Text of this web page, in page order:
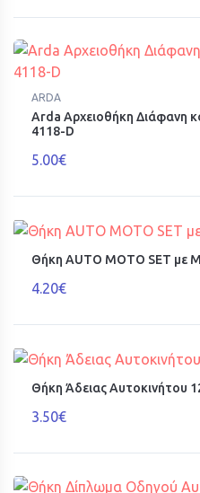
ARDA
Arda Αρχειοθήκη Διάφανη
4118-D
5.00€
Θήκη AUTO MOTO SET με
4.20€
Θήκη Άδειας Αυτοκινήτου
3.50€